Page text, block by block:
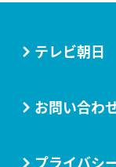
テレビ朝日
お問い合わ
プライバシ